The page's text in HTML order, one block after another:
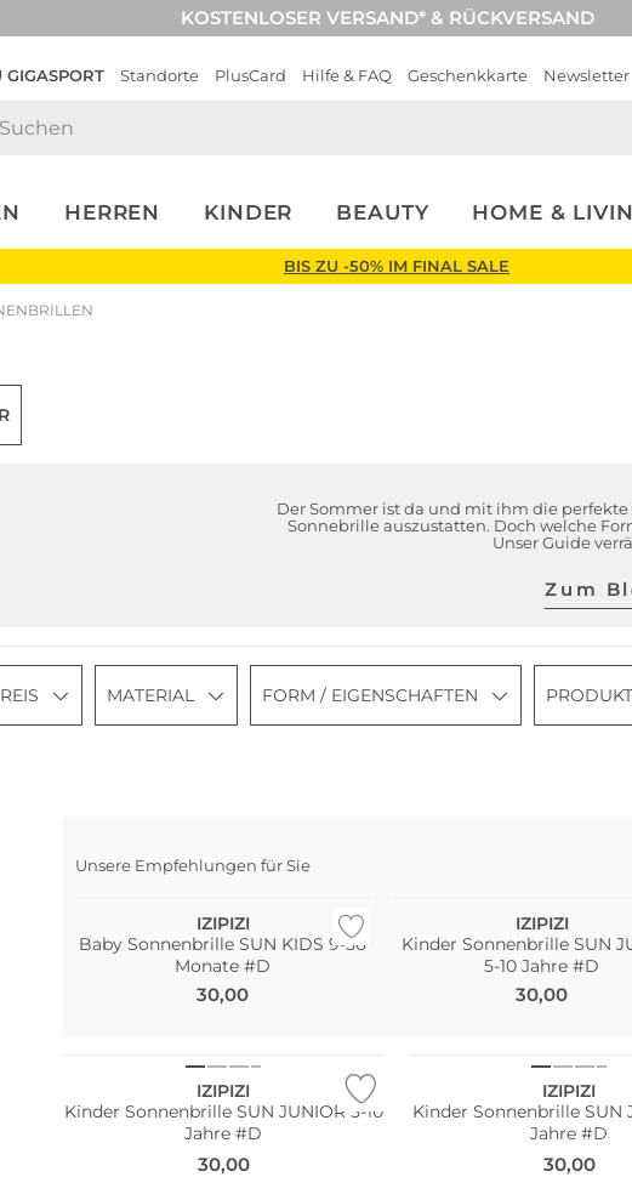
KOSTENLOSER VERSAND* & RÜCKVERSAND
GIGASPORT Standorte PlusCard Hilfe & FAQ Geschenkkarte Newsletter
HERREN KINDER BEAUTY HOME &
BIS ZU -50% IM FINAL SALE
Der Sommer ist da und mit ihm die
Sonnebrille auszustatten. Doch welche
Unser Guide
Zum
MATERIAL FORM / EIGENSCHAFTEN
Unsere Empfehlungen für Sie
Nachhaltig
IZIPIZI
Baby Sonnenbrille SUN KIDS 9-36
Monate #D
30,00
IZIPIZI
Kinder Sonnenbrille SUN
5-10 Jahre #D
30,00
IZIPIZI
Kinder Sonnenbrille SUN JUNIOR 5-10
Jahre #D
30,00
IZIPIZI
Kinder Sonnenbrille SUN
Jahre #D
30,00